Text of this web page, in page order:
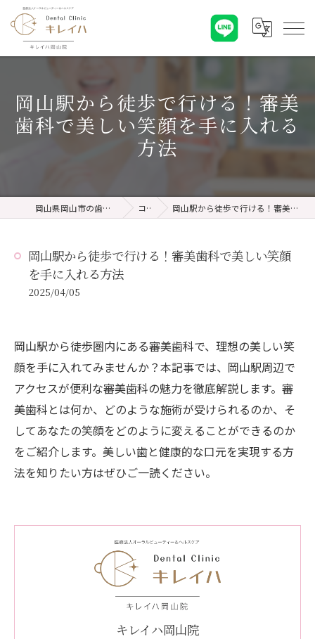
岡山駅から徒歩で行ける！審美
歯科で美しい笑顔を手に入れる
方法
岡山県岡山市の歯医者ならキレイハ岡山院 コラム 岡山駅から徒歩で行ける！審美歯科で美しい笑顔を手に入れる方法
岡山駅から徒歩で行ける！審美歯科で美しい笑顔
を手に入れる方法
2025/04/05
岡山駅から徒歩圏内にある審美歯科で、理想の美しい笑
顔を手に入れてみませんか？本記事では、岡山駅周辺で
アクセスが便利な審美歯科の魅力を徹底解説します。審
美歯科とは何か、どのような施術が受けられるのか、そ
してあなたの笑顔をどのように変えることができるのか
をご紹介します。美しい歯と健康的な口元を実現する方
法を知りたい方はぜひご一読ください。
キレイハ岡山院